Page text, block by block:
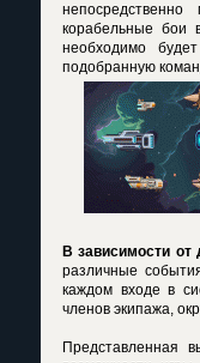
корабельные бои
необходимо
подобранную
В зависимости от
различные
каждом входе в
членов экипажа,